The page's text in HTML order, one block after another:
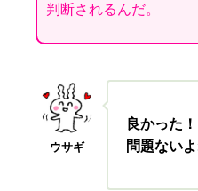
判断されるんだ。
ウサギ
良かった
問題ないよ